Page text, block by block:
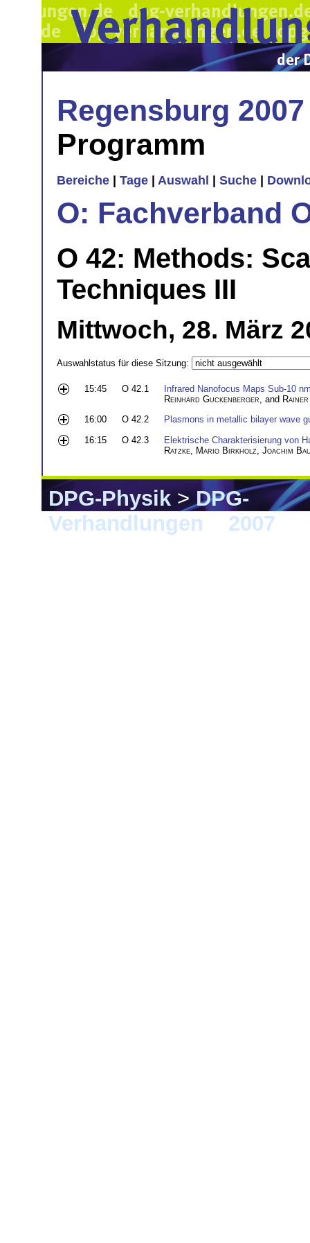
Regensburg 2007
Programm
Bereiche Tage Auswahl Suche
O: Fachverband
O 42: Methods:
Techniques III
Mittwoch, 28. März
Auswahlstatus für diese Sitzung:
15:45 O 42.1
Infrared Nanofocus Maps Sub-10
Reinhard Guckenberger , and
16:00
O 42.2
Plasmons in metallic bilayer wave
16:15
O 42.3
Elektrische Charakterisierung von
Ratzke Mario Birkholz Joachim
DPG-Physik>DPG-
Verhandlungen
2007